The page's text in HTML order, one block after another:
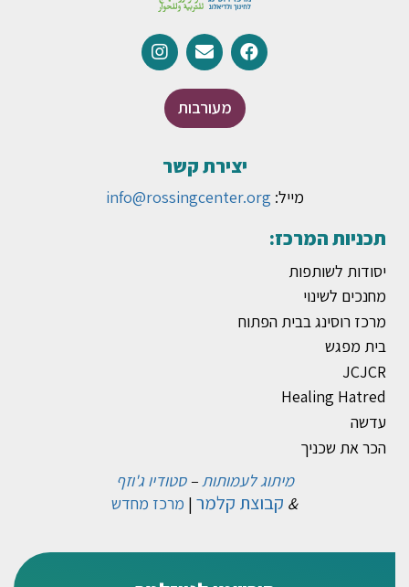
מעורבות
יצירת קשר
מייל: info@rossingcenter.org
תכניות המרכז:
יסודות לשותפות
מחנכים לשינוי
מרכז רוסינג בבית הפתוח
בית מפגש
JCJCR
Healing Hatred
עדשה
הכר את שכניך
מיתוג לעמותות–סטודיו ג'וזף
& קבוצת קלמר | מרכז מחדש